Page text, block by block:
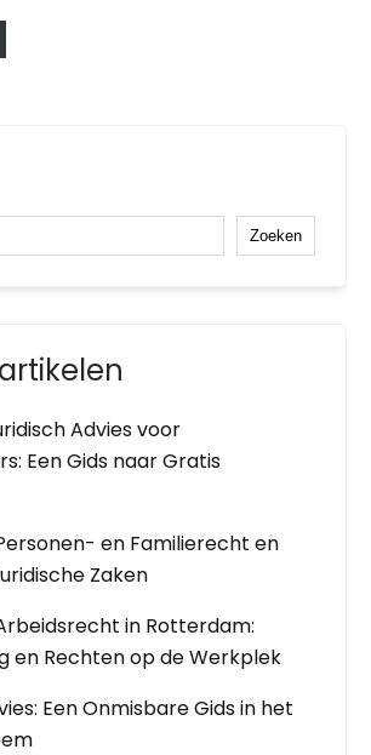
Zoeken
Advies voor
Een Gids naar Gratis
en Familierecht en
Zaken
in Rotterdam:
en Rechten op de Werkplek
Een Onmisbare Gids in het